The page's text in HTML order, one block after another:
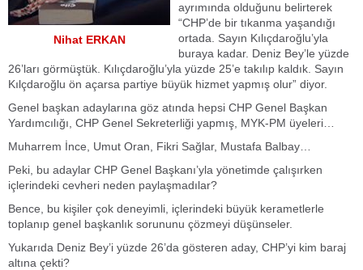
Nihat ERKAN
ayrımında olduğunu belirterek
“CHP’de bir tıkanma yaşandığı
ortada. Sayın Kılıçdaroğlu’yla
buraya kadar. Deniz Bey’le yüzde
26’ları görmüştük. Kılıçdaroğlu’yla yüzde 25’e takılıp kaldık. Sayın
Kılçdaroğlu ön açarsa partiye büyük hizmet yapmış olur” diyor.
Genel başkan adaylarına göz atında hepsi CHP Genel Başkan
Yardımcılığı, CHP Genel Sekreterliği yapmış, MYK-PM üyeleri…
Muharrem İnce, Umut Oran, Fikri Sağlar, Mustafa Balbay…
Peki, bu adaylar CHP Genel Başkanı’yla yönetimde çalışırken
içlerindeki cevheri neden paylaşmadılar?
Bence, bu kişiler çok deneyimli, içlerindeki büyük kerametlerle
toplanıp genel başkanlık sorununu çözmeyi düşünseler.
Yukarıda Deniz Bey’i yüzde 26’da gösteren aday, CHP’yi kim baraj
altına çekti?